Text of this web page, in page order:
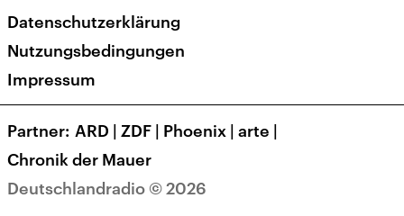
Veranstaltungen
Presse
Karriere
Transparenz
Deutschlandradio © 2026
Datenschutzerklärung
Nutzungsbedingungen
Impressum
Partner ARD | ZDF | Phoenix | arte |
Chronik der Mauer